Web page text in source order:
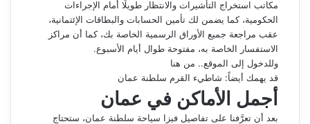
مكاتب استخراج التأشيرات والانتظار طويلًا أمام الإجراءات
الحكومية، كما يضمن لك تأمين الحسابات والبطاقات الإئتمانية،
عقب مراجعة جميع الأوراق الرسمية الخاصة بك، كما أن مراكز
الاستفسار الخاصة به، مفتوحة طوال أيام الأسبوع.
وللدخول إلى الموقع.. من هنا
قد يهمك أيضاً: شاطيء القرم سلطنة عمان
أجمل الأماكن في عمان
بعد أن تعرَّفنا على تفاصيل فيزا سياحة سلطنة عمان، ستحتاج